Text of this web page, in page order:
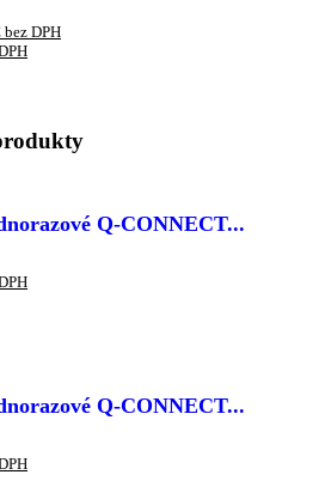
bez DPH
Q-CONNECT...
Q-CONNECT...